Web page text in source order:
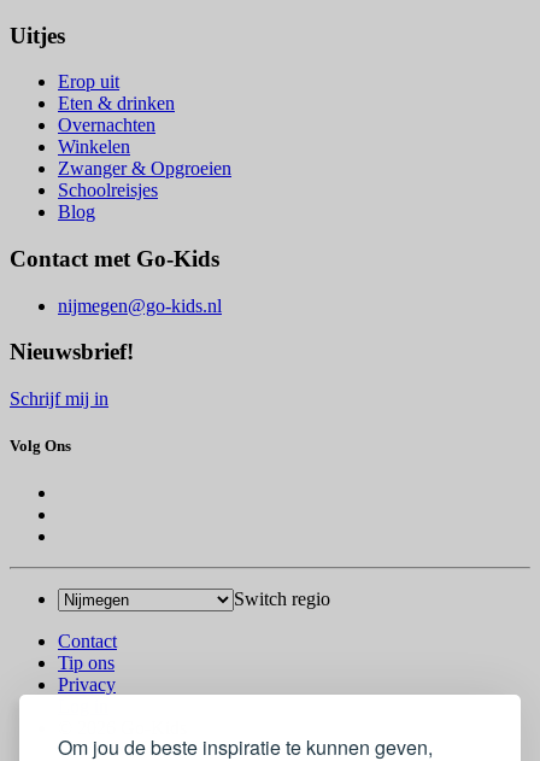
Om jou de beste inspiratie te kunnen geven,
Uitjes
Erop uit
Eten & drinken
Overnachten
Winkelen
Zwanger & Opgroeien
Schoolreisjes
Blog
Contact met Go-Kids
nijmegen@go-kids.nl
Nieuwsbrief!
Schrijf mij in
Volg Ons
Switch regio
Contact
Tip ons
Privacy